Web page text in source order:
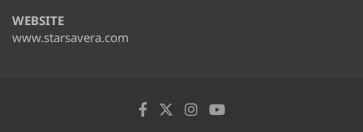
WEBSITE
www.starsavera.com